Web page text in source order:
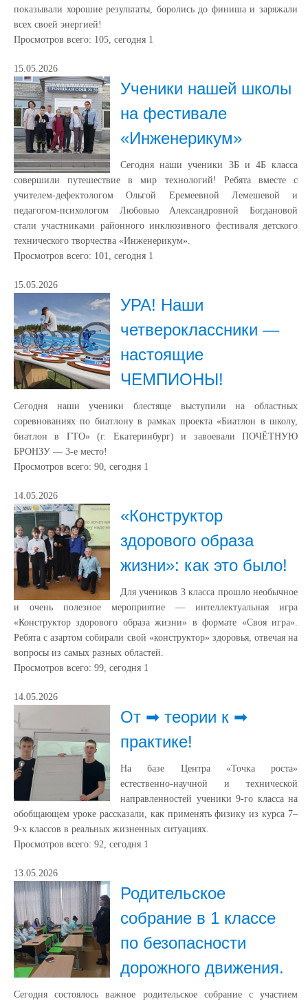
показывали хорошие результаты, боролись до финиша и заряжали
всех своей энергией!
Просмотров всего: 105, сегодня 1
15.05.2026
Ученики нашей школы
на фестивале
«Инженерикум»
Сегодня наши ученики 3Б и 4Б класса
совершили путешествие в мир технологий! Ребята вместе с
учителем-дефектологом Ольгой Еремеевной Лемешевой и
педагогом-психологом Любовью Александровной Богдановой
стали участниками районного инклюзивного фестиваля детского
технического творчества «Инженерикум».
Просмотров всего: 101, сегодня 1
15.05.2026
УРА! Наши
четвероклассники —
настоящие
ЧЕМПИОНЫ!
Сегодня наши ученики блестяще выступили на областных
соревнованиях по биатлону в рамках проекта «Биатлон в школу,
биатлон в ГТО» (г. Екатеринбург) и завоевали ПОЧЁТНУЮ
БРОНЗУ — 3‑е место!
Просмотров всего: 90, сегодня 1
14.05.2026
«Конструктор
здорового образа
жизни»: как это было!
Для учеников 3 класса прошло необычное
и очень полезное мероприятие — интеллектуальная игра
«Конструктор здорового образа жизни» в формате «Своя игра».
Ребята с азартом собирали свой «конструктор» здоровья, отвечая на
вопросы из самых разных областей.
Просмотров всего: 99, сегодня 1
14.05.2026
От ➡ теории к ➡
практике!
На базе Центра «Точка роста»
естественно‑научной и технической
направленностей ученики 9‑го класса на
обобщающем уроке рассказали, как применять физику из курса 7–
9‑х классов в реальных жизненных ситуациях.
Просмотров всего: 92, сегодня 1
13.05.2026
Родительское
собрание в 1 классе
по безопасности
дорожного движения.
Сегодня состоялось важное родительское собрание с участием